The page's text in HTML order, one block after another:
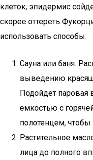
клеток, эпидермис
скорее оттереть
использовать способы:
Сауна или баня.
выведению
Подойдет паровая
емкостью с
полотенцем,
Растительное
лица до полного